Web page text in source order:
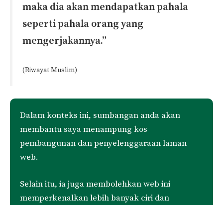
maka dia akan mendapatkan pahala
seperti pahala orang yang
mengerjakannya.”
(Riwayat Muslim)
Dalam konteks ini, sumbangan anda akan
membantu saya menampung kos
pembangunan dan penyelenggaraan laman
web.
Selain itu, ia juga membolehkan web ini
memperkenalkan lebih banyak ciri dan